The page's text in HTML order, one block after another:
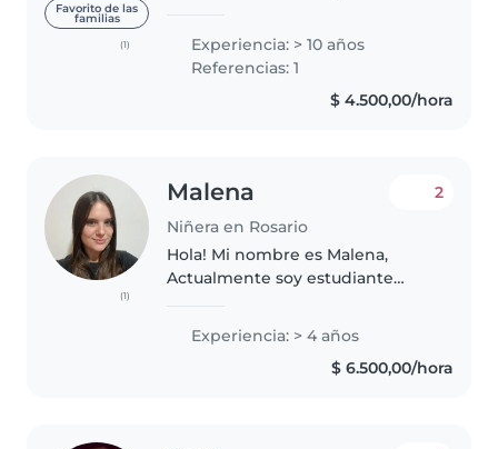
Favorito de las
familias
(1)
edades, desde bebés hasta
adolescentes. Hablo español e
Experiencia: > 10 años
Referencias: 1
$ 4.500,00/hora
(1)
Malena
Niñera en Rosario
2
Hola! Mi nombre es Malena,
Actualmente soy estudiante
con tres años de experiencia en
el cuidado de niños, habiendo
trabajado con niños de 2, 5, 9 y..
Experiencia: > 4 años
$ 6.500,00/hora